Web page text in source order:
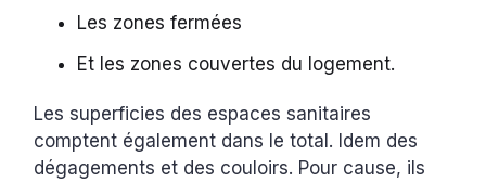
Les zones fermées
Et les zones couvertes du logement.
Les superficies des espaces sanitaires
comptent également dans le total. Idem des
dégagements et des couloirs. Pour cause, ils